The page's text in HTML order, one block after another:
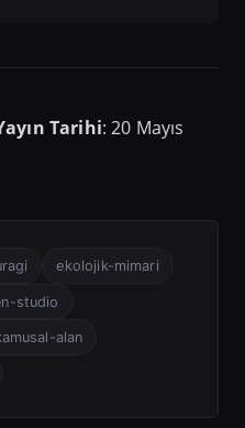
Tarihi: 20 Mayıs
ekolojik-mimari
studio
alan